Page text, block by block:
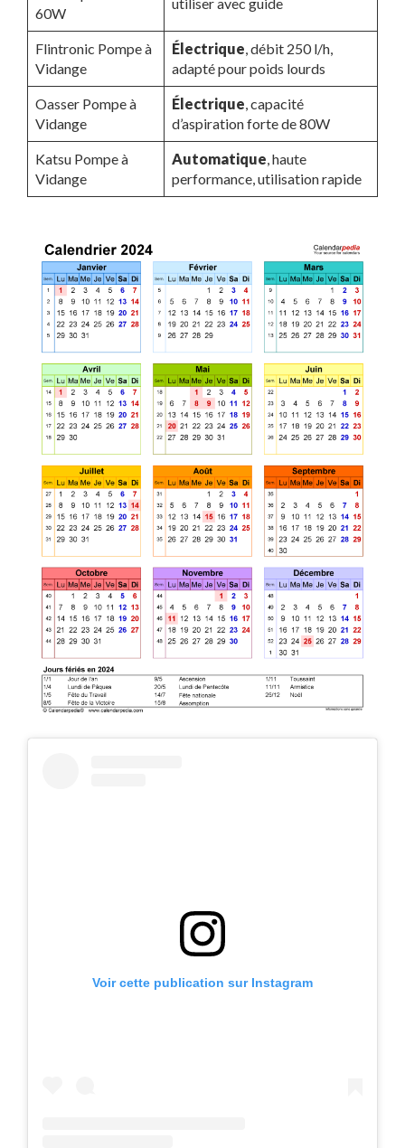
60W
Flintronic Pompe à
Vidange
Électrique, débit 250 l/h,
adapté pour poids lourds
Oasser Pompe à
Vidange
Électrique, capacité
d’aspiration forte de 80W
Katsu Pompe à
Vidange
Automatique, haute
performance, utilisation rapide
Voir cette publication sur Instagram